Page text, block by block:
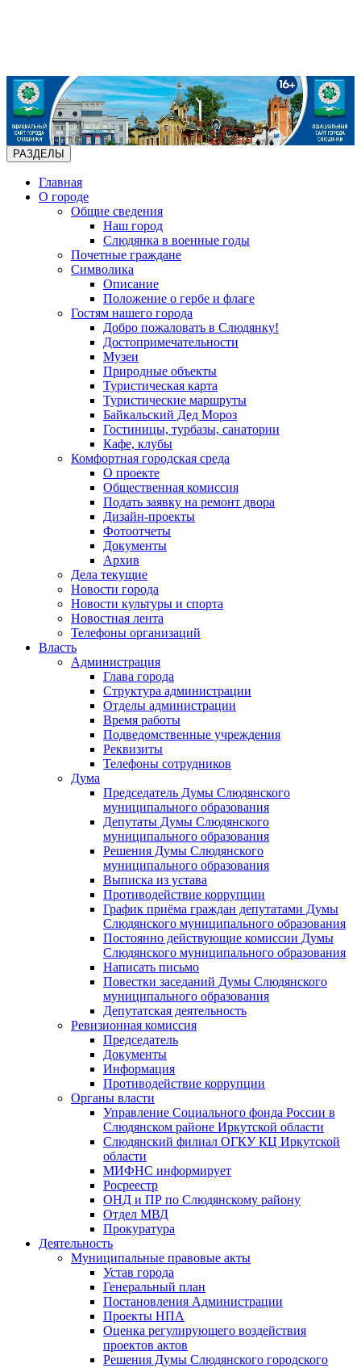
РАЗДЕЛЫ
Главная
О городе
Общие сведения
Наш город
Слюдянка в военные годы
Почетные граждане
Символика
Описание
Положение о гербе и флаге
Гостям нашего города
Добро пожаловать в Слюдянку!
Достопримечательности
Музеи
Природные объекты
Туристическая карта
Туристические маршруты
Байкальский Дед Мороз
Гостиницы, турбазы, санатории
Кафе, клубы
Комфортная городская среда
О проекте
Общественная комиссия
Подать заявку на ремонт двора
Дизайн-проекты
Фотоотчеты
Документы
Архив
Дела текущие
Новости города
Новости культуры и спорта
Новостная лента
Телефоны организаций
Власть
Администрация
Глава города
Структура администрации
Отделы администрации
Время работы
Подведомственные учреждения
Реквизиты
Телефоны сотрудников
Дума
Председатель Думы Слюдянского
муниципального образования
Депутаты Думы Слюдянского
муниципального образования
Решения Думы Слюдянского
муниципального образования
Выписка из устава
Противодействие коррупции
График приёма граждан депутатами Думы
Слюдянского муниципального образования
Постоянно действующие комиссии Думы
Слюдянского муниципального образования
Написать письмо
Повестки заседаний Думы Слюдянского
муниципального образования
Депутатская деятельность
Ревизионная комиссия
Председатель
Документы
Информация
Противодействие коррупции
Органы власти
Управление Социального фонда России в
Слюдянском районе Иркутской области
Слюдянский филиал ОГКУ КЦ Иркутской
области
МИФНС информирует
Росреестр
ОНД и ПР по Слюдянскому району
Отдел МВД
Прокуратура
Деятельность
Муниципальные правовые акты
Устав города
Генеральный план
Постановления Администрации
Проекты НПА
Оценка регулирующего воздействия
проектов актов
Решения Думы Слюдянского городского